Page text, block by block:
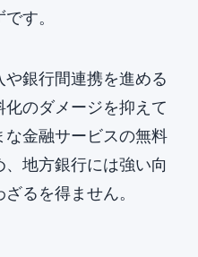
す。
銀行間連携を進める
のダメージを抑えて
金融サービスの無料
地方銀行には強い向
るを得ません。